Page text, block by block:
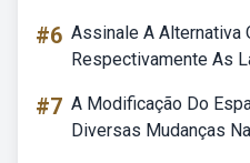
#6 Assinale A Alternativa
Respectivamente As
#7 A Modificação Do
Diversas Mudanças